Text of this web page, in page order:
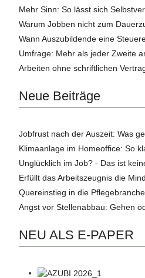
Mehr Sinn: So lässt sich
Warum Jobben nicht zum
Wann Auszubildende eine
Umfrage: Mehr als jeder Zweite
Arbeiten ohne schriftlichen
Neue Beiträge
Jobfrust nach der Auszeit: Was
Klimaanlage im Homeoffice: So
Unglücklich im Job? - Das ist
Erfüllt das Arbeitszeugnis die
Quereinstieg in die
Angst vor Stellenabbau: Gehen
NEU ALS E-PAPER